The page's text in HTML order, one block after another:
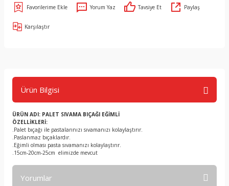
Yorum Yaz Tavsiye Et Paylaş
Karşılaştır
Ürün Bilgisi
ÜRÜN ADI: PALET SIVAMA BIÇAĞI EĞİMLİ
ÖZELLİKLERİ:
.Palet bıçağı ile pastalarınızı sıvamanızı kolaylaştırır.
.Paslanmaz bıçaklardır.
.Eğimli olması pasta sıvamanızı kolaylaştırır.
.15cm-20cm-25cm elimizde mevcut
Yorumlar